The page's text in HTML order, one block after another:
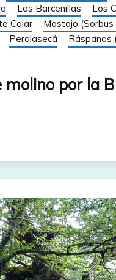
Las Barcenillas
Los
Calar Mostajo (Sorbus
Peralasecá Ráspanos
molino por la